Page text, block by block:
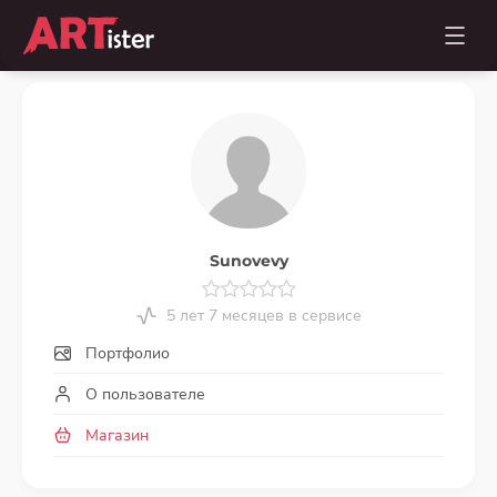
Sunovevy
5 лет 7 месяцев в сервисе
Портфолио
О пользователе
Магазин